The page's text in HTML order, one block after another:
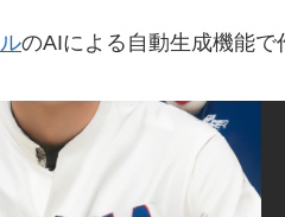
のAIによる自動生成機能で